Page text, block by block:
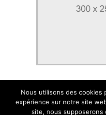
Nous utilisons des cookies
expérience sur notre site
site, nous supposerons